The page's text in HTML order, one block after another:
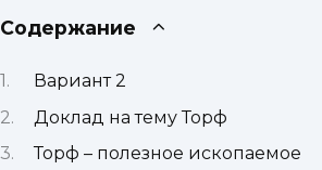
Содержание
Вариант 2
Доклад на тему Торф
Торф – полезное ископаемое